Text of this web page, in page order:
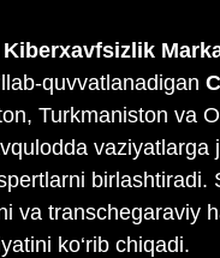
Kiberxavfsizlik
quvvatlanadigan
Turkmaniston va
vaziyatlarga
birlashtiradi.
va transchegaraviy
ko‘rib chiqadi.